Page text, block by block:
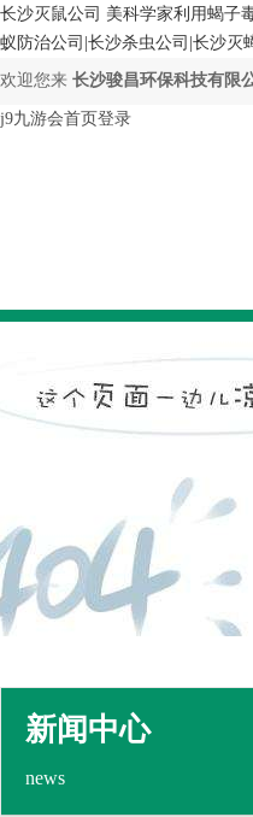
长沙灭鼠公司 美科学家利用蝎子
蚁防治公司|长沙杀虫公司|长沙灭
欢迎您来 长沙骏昌环保科技有限
j9九游会首页登录
新闻中心
news